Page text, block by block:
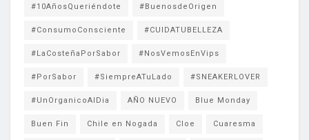
#10AñosQueriéndote #BuenosdeOrigen
#ConsumoConsciente #CUIDATUBELLEZA
#LaCosteñaPorSabor #NosVemosEnVips
#PorSabor #SiempreATuLado #SNEAKERLOVER
#UnOrganicoAlDia AÑO NUEVO Blue Monday
Buen Fin Chile en Nogada Cloe Cuaresma